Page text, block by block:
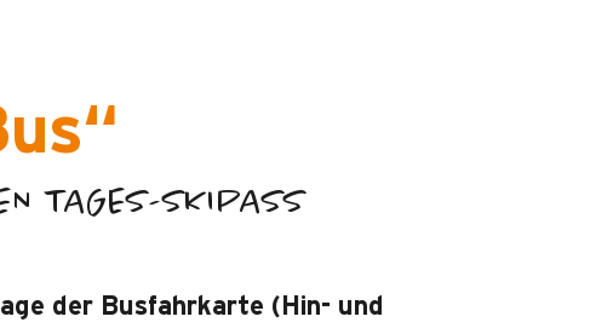
TAGES-SKIPASS
der Busfahrkarte (Hin- und